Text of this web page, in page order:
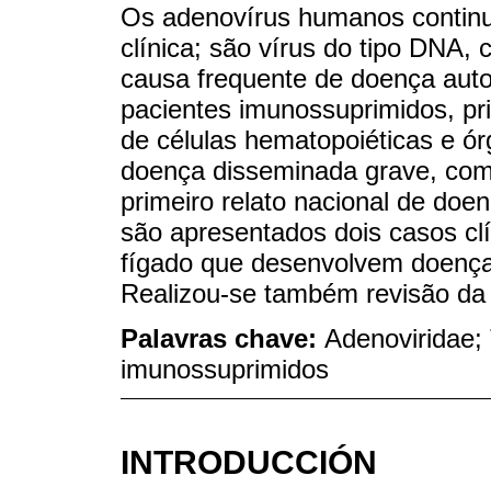
Os adenovírus humanos
clínica; são vírus do tipo DNA,
causa frequente de doença
pacientes imunossuprimidos,
de células hematopoiéticas e
doença disseminada grave,
primeiro relato nacional de
são apresentados dois casos
fígado que desenvolvem
Realizou-se também revisão
Palavras chave:
imunossuprimidos
INTRODUCCIÓN